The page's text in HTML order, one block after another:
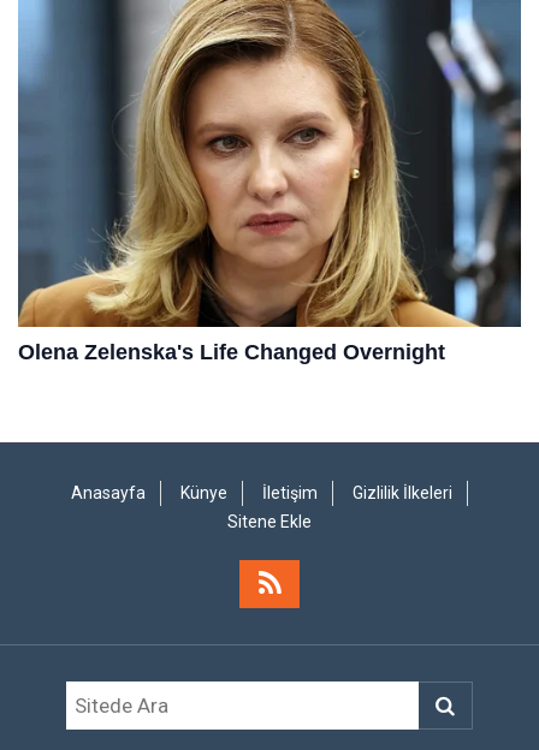
Anasayfa Künye İletişim
Gizlilik İlkeleri
Sitene Ekle